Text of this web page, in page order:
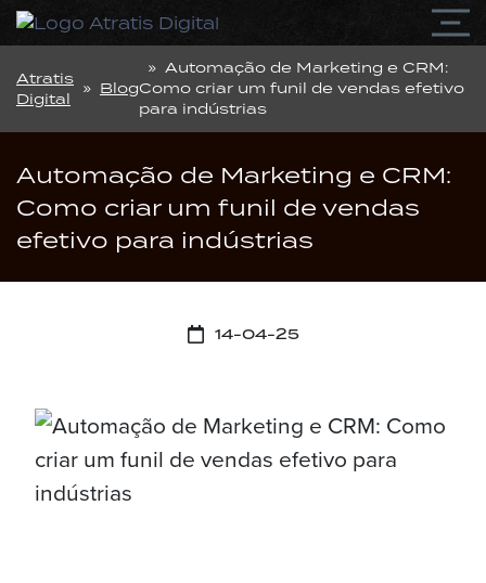
Atratis
Digital
» Blog
» Automação de Marketing e CRM:
Como criar um funil de vendas efetivo
para indústrias
Automação de Marketing e CRM:
Como criar um funil de vendas
efetivo para indústrias
14-04-25